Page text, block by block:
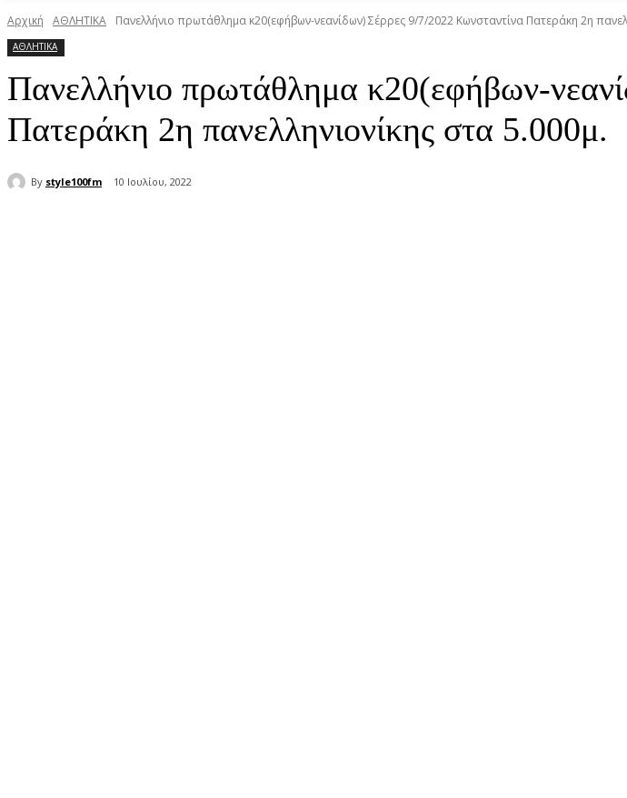
Αρχική ΑΘΛΗΤΙΚΑ Πανελλήνιο πρωτάθλημα κ20(εφήβων-νεανίδων) Σέρρες 9/7/2022 Κωνσταντίνα Πατεράκη 2η
ΑΘΛΗΤΙΚΑ
Πανελλήνιο πρωτάθλημα κ20(εφήβων-
Πατεράκη 2η πανελληνιονίκης στα 5.000μ.
By style100fm 10 Ιουλίου, 2022